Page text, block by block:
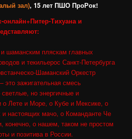
зал), 15 лет ПШО ПроРок!
онлайн+Питер-Тихуана и
шаманским пляскам главных
и текильерос Санкт-Петербурга
Шаманский Оркестр
зажигательная смесь
светлые, но энергичные и
Лете и Море, о Кубе и Мексике, о
и настоящих мачо, о Команданте Че
конечно, о нашем, таком не простом
и позитива в России.